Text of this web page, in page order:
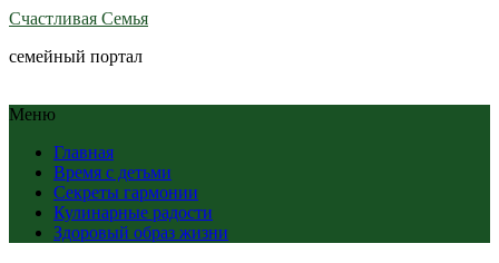
Счастливая Семья
семейный портал
Меню
Главная
Время с детьми
Секреты гармонии
Кулинарные радости
Здоровый образ жизни